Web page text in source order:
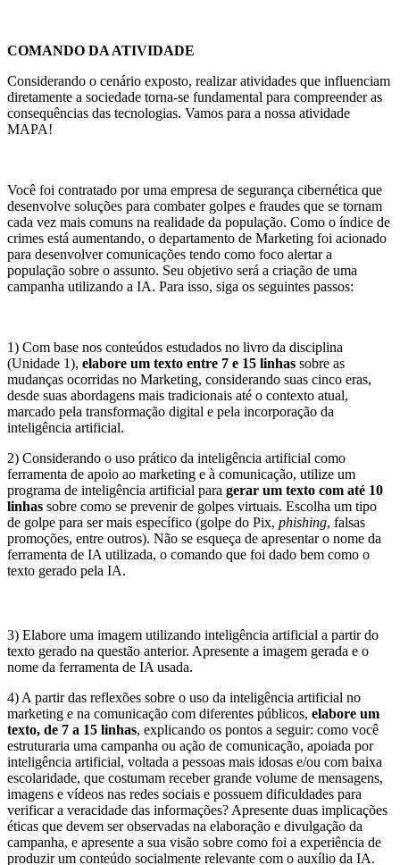
COMANDO DA ATIVIDADE
Considerando o cenário exposto, realizar atividades que influenciam
diretamente a sociedade torna-se fundamental para compreender as
consequências das tecnologias. Vamos para a nossa atividade
MAPA!
Você foi contratado por uma empresa de segurança cibernética que
desenvolve soluções para combater golpes e fraudes que se tornam
cada vez mais comuns na realidade da população. Como o índice de
crimes está aumentando, o departamento de Marketing foi acionado
para desenvolver comunicações tendo como foco alertar a
população sobre o assunto. Seu objetivo será a criação de uma
campanha utilizando a IA. Para isso, siga os seguintes passos:
1) Com base nos conteúdos estudados no livro da disciplina
(Unidade 1), elabore um texto entre 7 e 15 linhas sobre as
mudanças ocorridas no Marketing, considerando suas cinco eras,
desde suas abordagens mais tradicionais até o contexto atual,
marcado pela transformação digital e pela incorporação da
inteligência artificial.
2) Considerando o uso prático da inteligência artificial como
ferramenta de apoio ao marketing e à comunicação, utilize um
programa de inteligência artificial para gerar um texto com até 10
linhas sobre como se prevenir de golpes virtuais. Escolha um tipo
de golpe para ser mais específico (golpe do Pix, phishing, falsas
promoções, entre outros). Não se esqueça de apresentar o nome da
ferramenta de IA utilizada, o comando que foi dado bem como o
texto gerado pela IA.
3) Elabore uma imagem utilizando inteligência artificial a partir do
texto gerado na questão anterior. Apresente a imagem gerada e o
nome da ferramenta de IA usada.
4) A partir das reflexões sobre o uso da inteligência artificial no
marketing e na comunicação com diferentes públicos, elabore um
texto, de 7 a 15 linhas, explicando os pontos a seguir: como você
estruturaria uma campanha ou ação de comunicação, apoiada por
inteligência artificial, voltada a pessoas mais idosas e/ou com baixa
escolaridade, que costumam receber grande volume de mensagens,
imagens e vídeos nas redes sociais e possuem dificuldades para
verificar a veracidade das informações? Apresente duas implicações
éticas que devem ser observadas na elaboração e divulgação da
campanha, e apresente a sua visão sobre como foi a experiência de
produzir um conteúdo socialmente relevante com o auxílio da IA.